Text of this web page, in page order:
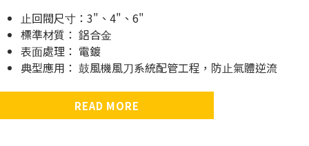
⽌回閥尺⼨：3"、4"、6"
標準材質： 鋁合⾦
表⾯處理： 電鍍
典型應⽤： ⿎風機風⼑系統配管⼯程，防⽌氣體逆流
READ MORE
『風刀固定托架』針對 SONIC
客製化的專業設計，整合風刀、歧管及排水功能，
鼓風機風刀系統配管工程，將氣源一分為二時使用。內外
不銹鋼材質耐用度高，內外表面拋光處理，表面光
不銹鋼材質耐用度高，內外表面拋光處理，表面光
『橡膠套管及管束』為
同軸式HEPA/ULPA
蝶閥表面光滑壓損低，特殊設計的旋轉機構，無段調整風
濾材更換警示計，適時提醒您保養或更換時間，避
SONIC 全系列鼓風機所研發，專門用來過濾進